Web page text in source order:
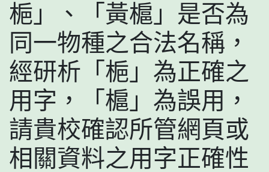
梔」、「黃槴」是否為
同一物種之合法名稱，
經研析「梔」為正確之
用字，「槴」為誤用，
請貴校確認所管網頁或
相關資料之用字正確性